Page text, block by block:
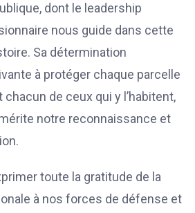
dont le leadership
nous guide dans cette
Sa détermination
à protéger chaque parcelle
de ceux qui y l’habitent,
notre reconnaissance et
toute la gratitude de la
à nos forces de défense et